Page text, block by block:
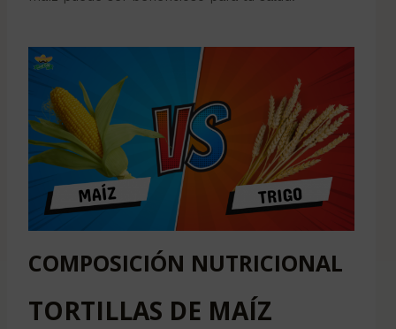
COMPOSICIÓN NUTRICIONAL
TORTILLAS DE MAÍZ